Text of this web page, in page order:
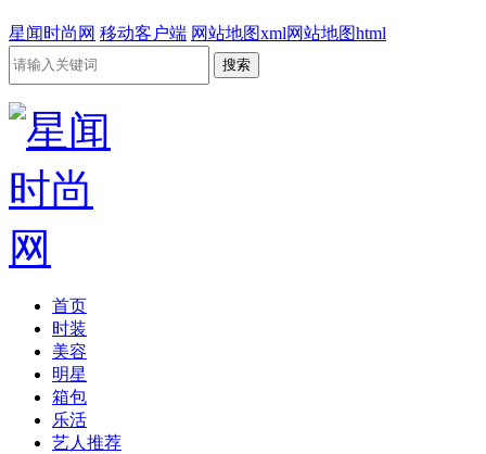
星闻时尚网 移动客户端 网站地图xml网站地图html
首页
时装
美容
明星
箱包
乐活
艺人推荐